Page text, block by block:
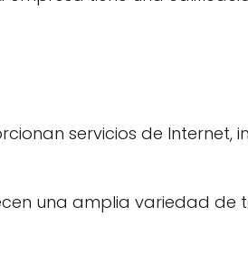
servicios de
una amplia variedad de